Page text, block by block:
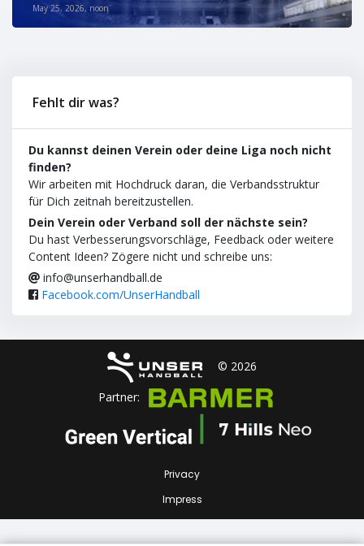
May 25, 2026, noon
Fehlt dir was?
Du kannst deinen Verein oder deine Liga noch nicht
finden?
Wir arbeiten mit Hochdruck daran, die Verbandsstruktur
für Dich zeitnah bereitzustellen.
Dein Verein oder Verband soll der nächste sein?
Du hast Verbesserungsvorschläge, Feedback oder weitere
Content Ideen? Zögere nicht und schreibe uns:
info@unserhandball.de
Facebook.com/UnserHandball
© 2026
Partner:
Privacy
Impress